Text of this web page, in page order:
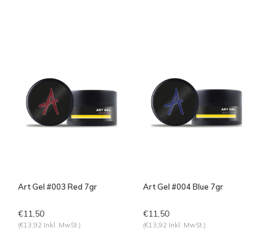
Art Gel #003 Red 7gr
€11,50
(€13,92 Inkl. MwSt.)
Art Gel #004 Blue 7gr
€11,50
(€13,92 Inkl. MwSt.)